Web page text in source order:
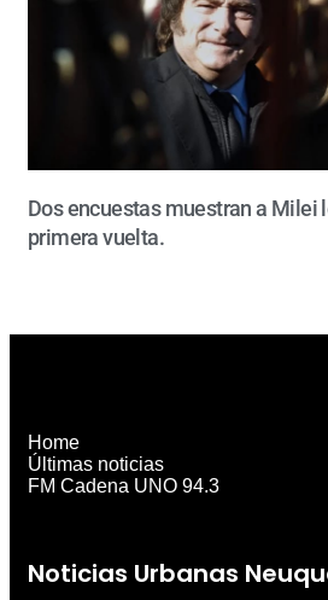
Dos encuestas muestran a Milei
primera vuelta.
Noticias Urbanas
Home
Últimas noticias
FM Cadena UNO 94.3